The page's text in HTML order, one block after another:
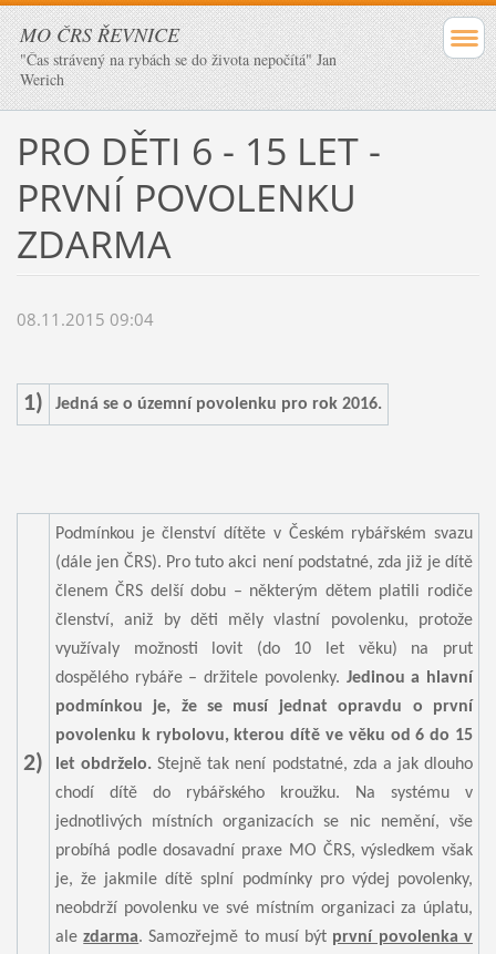
MO ČRS ŘEVNICE
"Čas strávený na rybách se do života nepočítá" Jan
Werich
PRO DĚTI 6 - 15 LET -
PRVNÍ POVOLENKU
ZDARMA
08.11.2015 09:04
1) Jedná se o územní povolenku pro rok 2016.
2)
Podmínkou je členství dítěte v Českém rybářském svazu
(dále jen ČRS). Pro tuto akci není podstatné, zda již je dítě
členem ČRS delší dobu – některým dětem platili rodiče
členství, aniž by děti měly vlastní povolenku, protože
využívaly možnosti lovit (do 10 let věku) na prut
dospělého rybáře – držitele povolenky. Jedinou a hlavní
podmínkou je, že se musí jednat opravdu o první
povolenku k rybolovu, kterou dítě ve věku od 6 do 15
let obdrželo. Stejně tak není podstatné, zda a jak dlouho
chodí dítě do rybářského kroužku. Na systému v
jednotlivých místních organizacích se nic nemění, vše
probíhá podle dosavadní praxe MO ČRS, výsledkem však
je, že jakmile dítě splní podmínky pro výdej povolenky,
neobdrží povolenku ve své místním organizaci za úplatu,
alezdarma. Samozřejmě to musí být první povolenka v